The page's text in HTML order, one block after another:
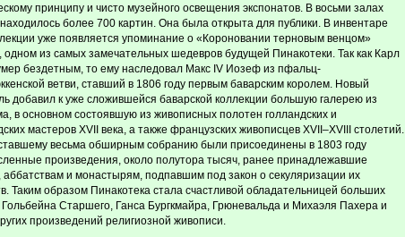
принципу и чисто музейного освещения экспонатов. В восьми залах
более 700 картин. Она была открыта для публики. В инвентаре
уже появляется упоминание о «Короновании терновым венцом»
одном из самых замечательных шедевров будущей Пинакотеки. Так как Карл
бездетным, то ему наследовал Макс IV Иозеф из пфальц-
ветви, ставший в 1806 году первым баварским королем. Новый
добавил к уже сложившейся баварской коллекции большую галерею из
в основном состоявшую из живописных полотен голландских и
мастеров XVII века, а также французских живописцев XVII–XVIII столетий.
весьма обширным собранию были присоединены в 1803 году
произведения, около полутора тысяч, ранее принадлежавшие
аббатствам и монастырям, подпавшим под закон о секуляризации их
Таким образом Пинакотека стала счастливой обладательницей больших
Старшего, Ганса Бургкмайра, Грюневальда и Михаэля Пахера и
произведений религиозной живописи.